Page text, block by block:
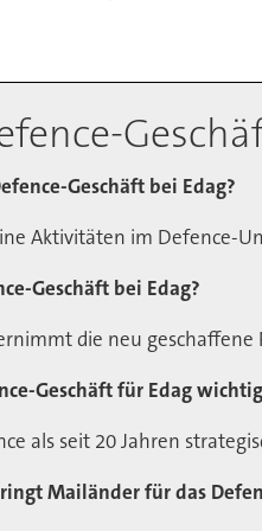
Geschäft bei Edag?
Aktivitäten im Defence-
Geschäft bei Edag?
die neu geschaffene
Geschäft für Edag
als seit 20 Jahren
Mailänder für das